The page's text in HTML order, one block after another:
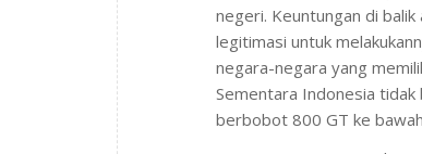
negeri. Keuntungan di
legitimasi untuk
negara-negara yang
Sementara Indonesia tidak
berbobot 800 GT ke